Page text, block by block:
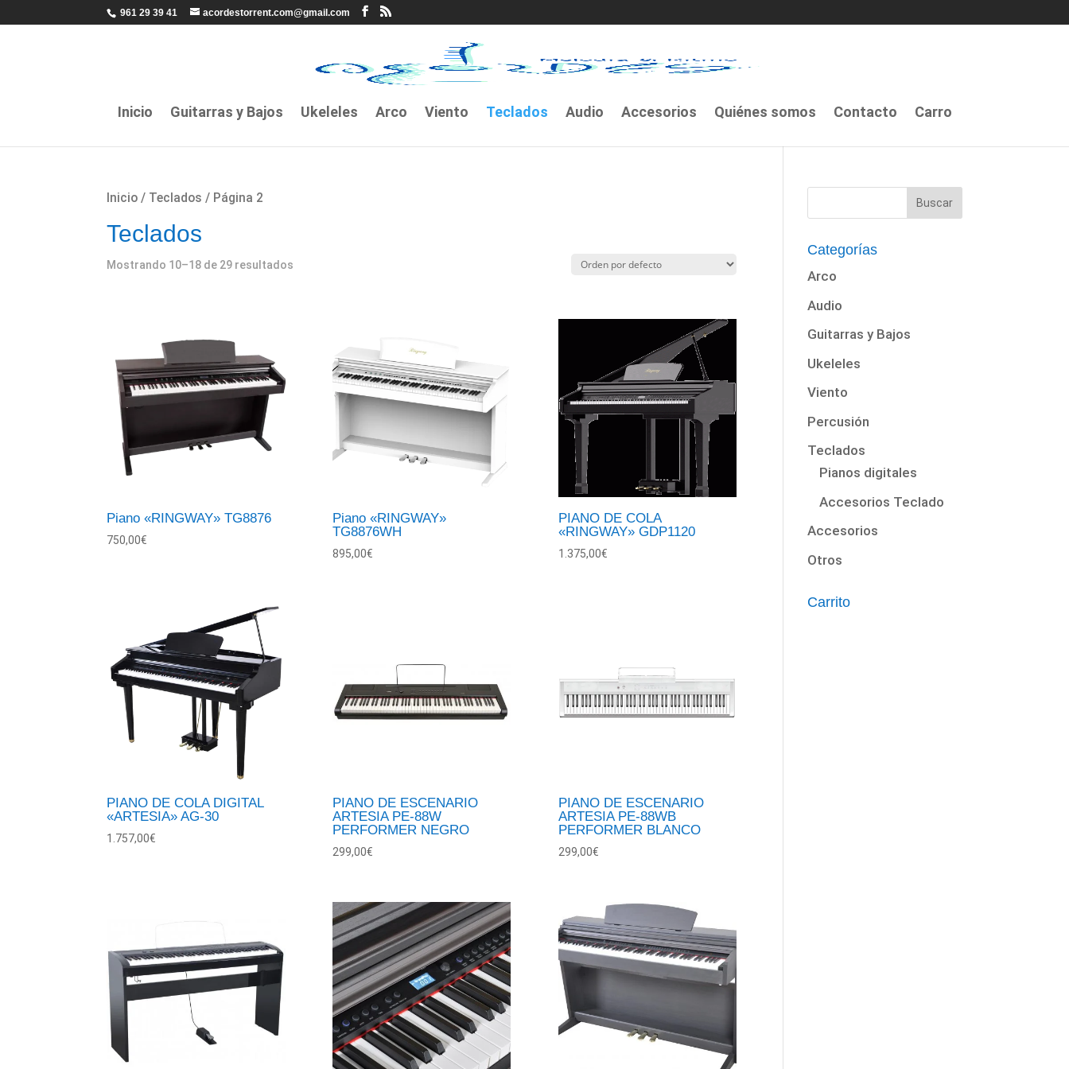
961 29 39 41 acordestorrent.com@gmail.com
Inicio Guitarras y Bajos Ukeleles Arco Viento Teclados Audio Accesorios Quiénes somos Contacto Carro
Inicio / Teclados / Página 2
Teclados
Mostrando 10–18 de 29 resultados
Piano «RINGWAY» TG8876
750,00€
Piano «RINGWAY»
TG8876WH
895,00€
PIANO DE COLA
«RINGWAY» GDP1120
1.375,00€
PIANO DE COLA DIGITAL
«ARTESIA» AG-30
1.757,00€
PIANO DE ESCENARIO
ARTESIA PE-88W
PERFORMER NEGRO
299,00€
PIANO DE ESCENARIO
ARTESIA PE-88WB
PERFORMER BLANCO
299,00€
Categorías
Arco
Audio
Guitarras y Bajos
Ukeleles
Viento
Percusión
Teclados
Pianos digitales
Accesorios Teclado
Accesorios
Otros
Carrito